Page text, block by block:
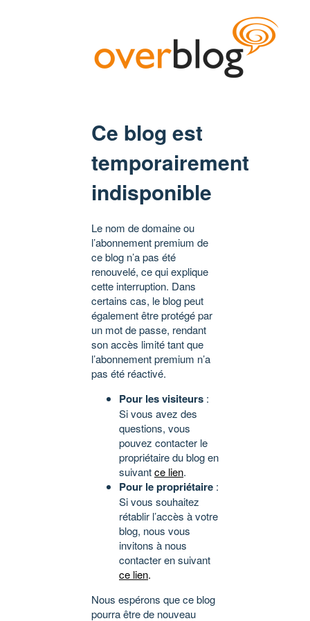
Ce blog est
temporairement
indisponible
Le nom de domaine ou
l’abonnement premium de
ce blog n’a pas été
renouvelé, ce qui explique
cette interruption. Dans
certains cas, le blog peut
également être protégé par
un mot de passe, rendant
son accès limité tant que
l’abonnement premium n’a
pas été réactivé.
Pour les visiteurs :
Si vous avez des
questions, vous
pouvez contacter le
propriétaire du blog en
suivantce lien.
Pour le propriétaire :
Si vous souhaitez
rétablir l’accès à votre
blog, nous vous
invitons à nous
contacter en suivant
ce lien.
Nous espérons que ce blog
pourra être de nouveau